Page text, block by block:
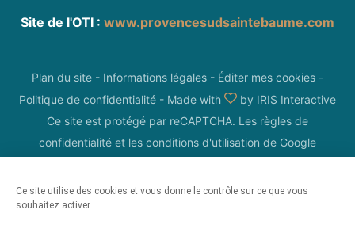
Site de l'OTI : www.provencesudsaintebaume.com
Plan du site - Informations légales - Éditer mes cookies -
Politique de confidentialité - Made with by IRIS Interactive
Ce site est protégé par reCAPTCHA. Les règles de
confidentialité et les conditions d'utilisation de Google
Ce site utilise des cookies et vous donne le contrôle sur ce que vous
souhaitez activer.